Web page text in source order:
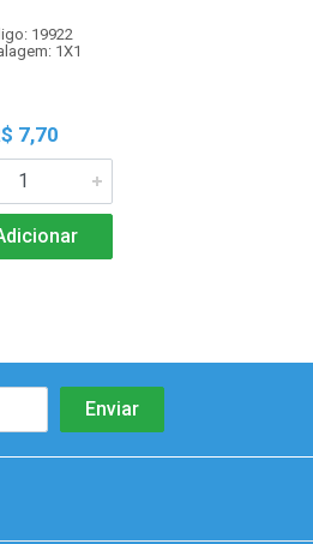
19922
1X1
7,70